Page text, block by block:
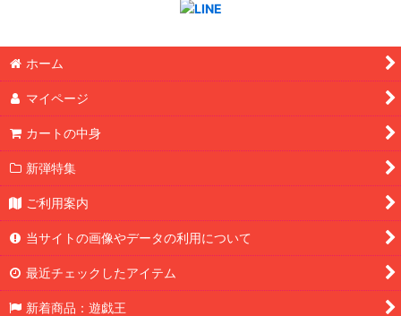
ホーム
マイページ
カートの中身
新弾特集
ご利用案内
当サイトの画像やデータの利用について
最近チェックしたアイテム
新着商品：遊戯王